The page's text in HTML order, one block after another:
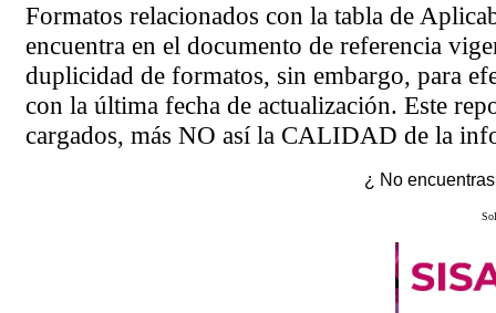
Formatos relacionados con la tabla de
encuentra en el documento de referencia
duplicidad de formatos, sin embargo, para
con la última fecha de actualización. Este
cargados, más NO así la CALIDAD de la
¿ No